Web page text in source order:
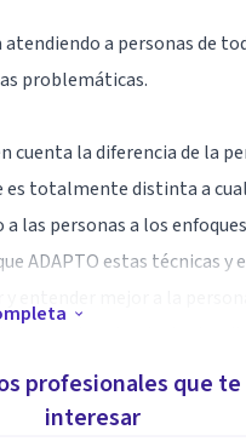
a personas de
problemáticas.
cuenta la diferencia de la
es totalmente distinta a
las personas a los
ADAPTO estas técnicas y
quedo en el nivel más
a la persona a ver todo
profesionales que
interesar